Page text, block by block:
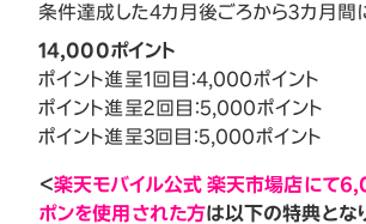
条件達成した4カ月後ごろから3カ月間
14,000ポイント
ポイント進呈1回目：4,000ポイント
ポイント進呈2回目：5,000ポイント
ポイント進呈3回目：5,000ポイント
＜楽天モバイル公式 楽天市場店にて
ポンを使用された方は以下の特典とな